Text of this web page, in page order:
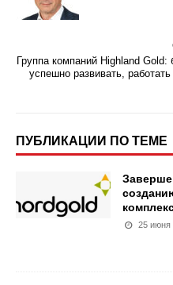
Группа компаний Highland Gold:
успешно развивать,
ПУБЛИКАЦИИ ПО ТЕМЕ
25 июня